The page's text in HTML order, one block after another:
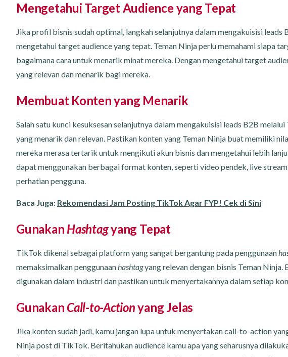
Mengetahui Target Audience yang Tepat
Jika profil bisnis sudah optimal, langkah selanjutnya dalam mengakuisisi leads
mengetahui target audience yang tepat. Teman Ninja perlu memahami siapa
bagaimana cara untuk menarik minat mereka. Dengan mengetahui target
yang relevan dan menarik bagi mereka.
Membuat Konten yang Menarik
Salah satu kunci kesuksesan selanjutnya dalam mengakuisisi leads B2B
yang menarik dan relevan. Pastikan konten yang Teman Ninja buat memiliki
mereka merasa tertarik untuk mengikuti akun bisnis dan mengetahui lebih
dapat menggunakan berbagai format konten, seperti video pendek, live
perhatian pengguna.
Baca Juga: Rekomendasi Jam Posting TikTok Agar FYP! Cek di Sini
Gunakan Hashtagyang Tepat
TikTok dikenal sebagai platform yang sangat bergantung pada penggunaan
memaksimalkan penggunaanhashtagyang relevan dengan bisnis Teman Ninja.
digunakan dalam industri dan pastikan untuk menyertakannya dalam setiap
Gunakan Call-to-Actionyang Jelas
Jika konten sudah jadi, kamu jangan lupa untuk menyertakan call-to-action
Ninja post di TikTok. Beritahukan audience kamu apa yang seharusnya